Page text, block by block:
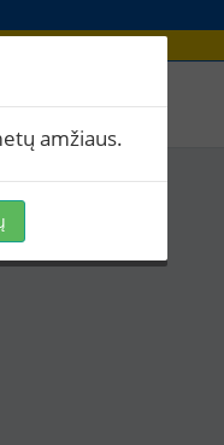
amžiaus.